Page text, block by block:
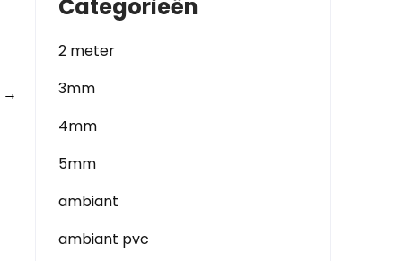
→
Categorieën
2 meter
3mm
4mm
5mm
ambiant
ambiant pvc